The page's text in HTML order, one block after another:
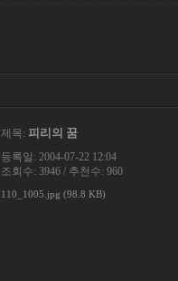
제목: 피리의 꿈
등록일: 2004-07-22 12:04
조회수: 3946 / 추천수: 960
110_1005.jpg (98.8 KB)